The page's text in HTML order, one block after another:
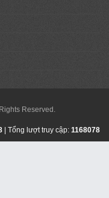
Reserved.
| Tổng lượt truy cập: 1168078